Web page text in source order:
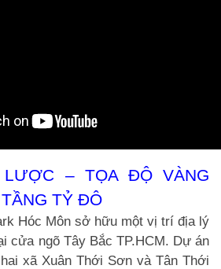
– TỌA ĐỘ VÀNG
TỶ ĐÔ
Hóc Môn sở hữu một vị trí địa lý
cửa ngõ Tây Bắc TP.HCM. Dự án
xã Xuân Thới Sơn và Tân Thới